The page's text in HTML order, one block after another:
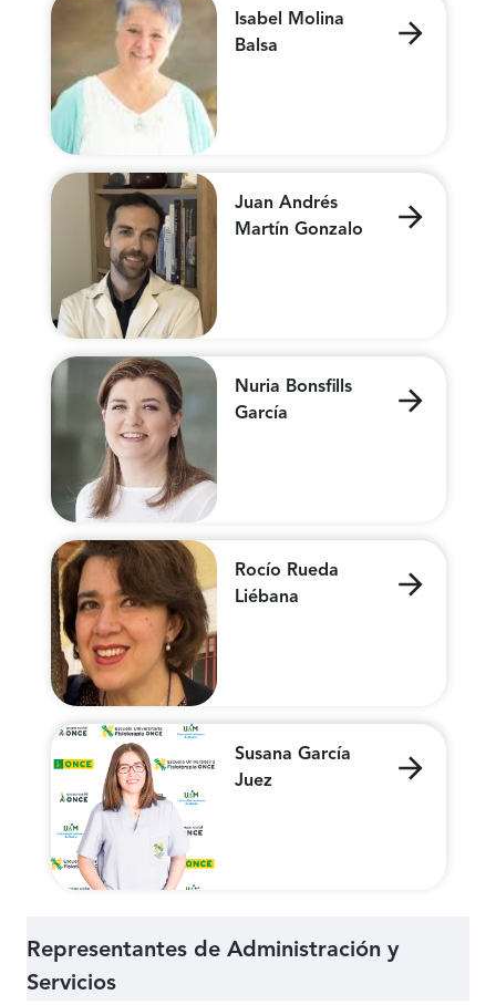
Isabel Molina
Balsa
Juan Andrés
Martín Gonzalo
Nuria Bonsfills
García
Rocío Rueda
Liébana
Susana García
Juez
Representantes de Administración y
Servicios